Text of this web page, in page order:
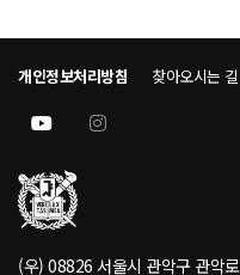
개인정보처리방침 찾아오시는 길
(우) 08826 서울시 관악구 관악